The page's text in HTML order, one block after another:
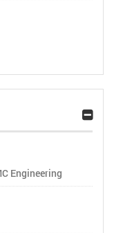
Engineering